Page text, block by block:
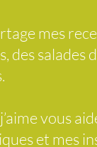
mes
des salades
vous
et mes